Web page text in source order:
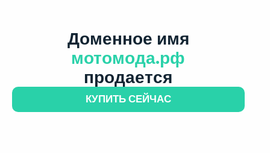
Доменное имя
мотомода.рф
продается
КУПИТЬ СЕЙЧАС